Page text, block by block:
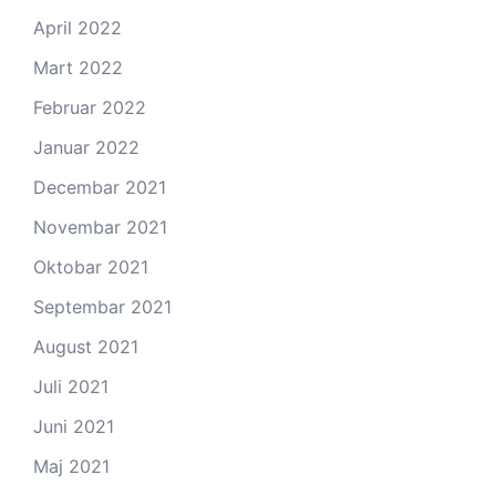
April 2022
Mart 2022
Februar 2022
Januar 2022
Decembar 2021
Novembar 2021
Oktobar 2021
Septembar 2021
August 2021
Juli 2021
Juni 2021
Maj 2021